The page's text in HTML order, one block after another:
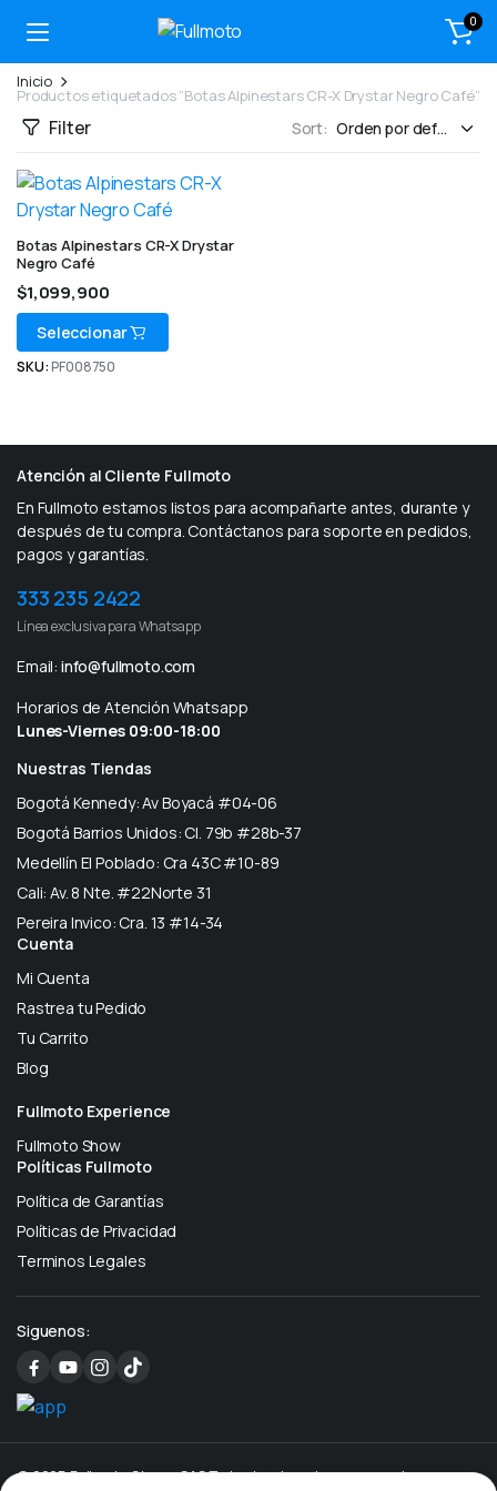
0
Inicio
Productos etiquetados “Botas Alpinestars CR-X Drystar Negro Café”
Filter Sort:
Botas Alpinestars CR-X Drystar
Negro Café
$1,099,900
Seleccionar
SKU: PF008750
Atención al Cliente Fullmoto
En Fullmoto estamos listos para acompañarte antes, durante y
después de tu compra. Contáctanos para soporte en pedidos,
pagos y garantías.
333 235 2422
Línea exclusiva para Whatsapp
Email: info@fullmoto.com
Horarios de Atención Whatsapp
Lunes-Viernes 09:00-18:00
Nuestras Tiendas
Bogotá Kennedy: Av Boyacá #04-06
Bogotá Barrios Unidos: Cl. 79b #28b-37
Medellín El Poblado: Cra 43C #10-89
Cali: Av. 8 Nte. #22Norte 31
Pereira Invico: Cra. 13 #14-34
Cuenta
Mi Cuenta
Rastrea tu Pedido
Tu Carrito
Blog
Fullmoto Experience
Fullmoto Show
Políticas Fullmoto
Política de Garantías
Políticas de Privacidad
Terminos Legales
Siguenos:
© 2025 Fullmoto Stores SAS Todos los derechos reservados